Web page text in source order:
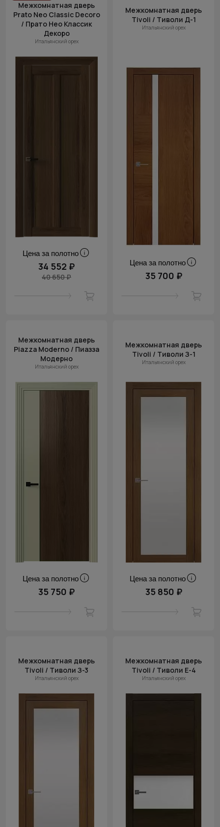
Межкомнатная дверь
Prato Neo Classic Decoro
/ Прато Нео Классик
Декоро
Итальянский орех
Цена за полотно
34 552 ₽
40 650 ₽
Межкомнатная дверь
Tivoli / Тиволи Д-1
Итальянский орех
Цена за полотно
35 700 ₽
Межкомнатная дверь
Piazza Moderno / Пиазза
Модерно
Итальянский орех
Цена за полотно
35 750 ₽
Межкомнатная дверь
Tivoli / Тиволи З-1
Итальянский орех
Цена за полотно
35 850 ₽
Межкомнатная дверь
Tivoli / Тиволи З-3
Итальянский орех
Межкомнатная дверь
Tivoli / Тиволи Е-4
Итальянский орех